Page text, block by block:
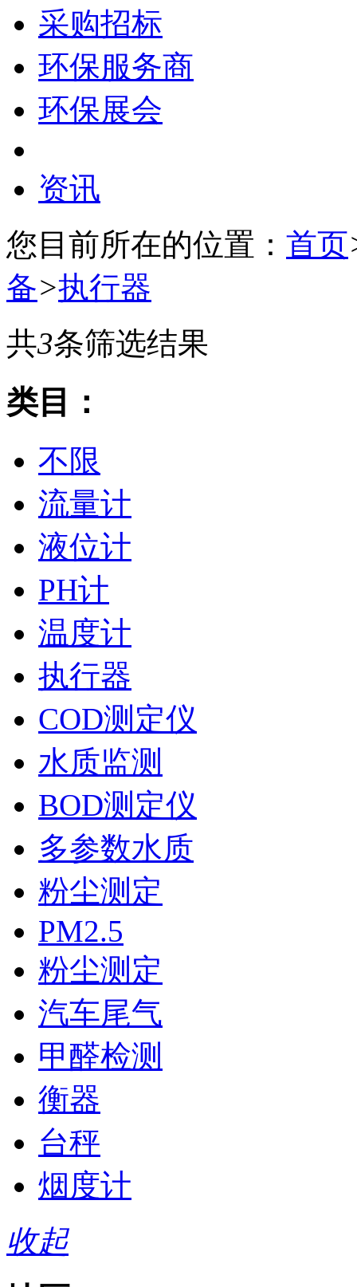
采购招标
环保服务商
环保展会
资讯
您目前所在的位置： 首页
备>执行器
共3条筛选结果
类目：
不限
流量计
液位计
PH计
温度计
执行器
COD测定仪
水质监测
BOD测定仪
多参数水质
粉尘测定
PM2.5
粉尘测定
汽车尾气
甲醛检测
衡器
台秤
烟度计
收起